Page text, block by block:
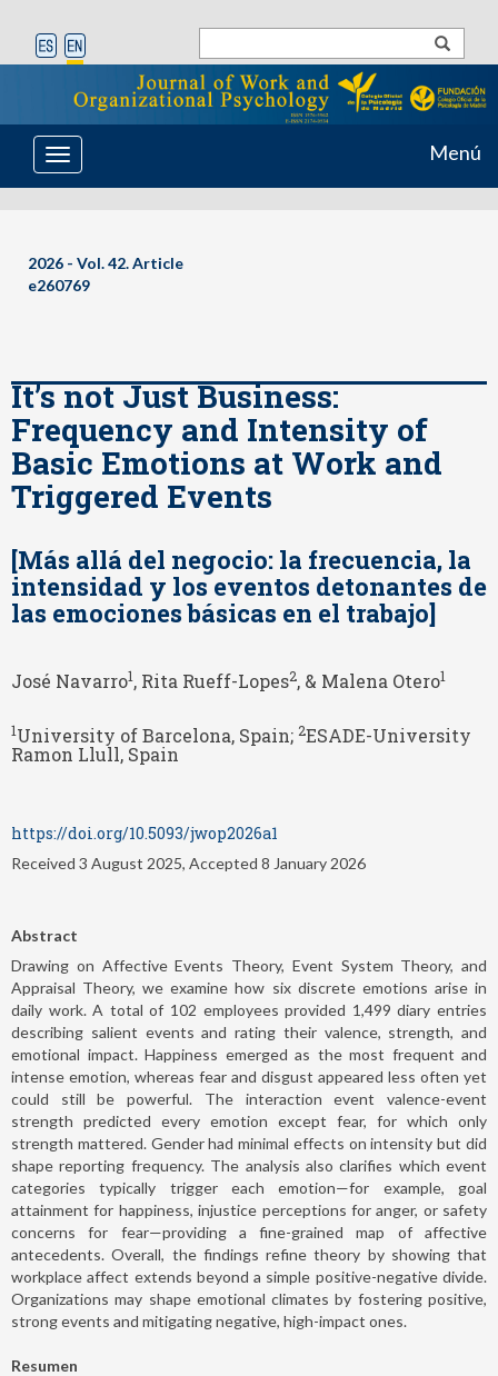
Toggle
navigation
Menú
2026 - Vol. 42. Article
e260769
It’s not Just Business:
Frequency and Intensity of
Basic Emotions at Work and
Triggered Events
[Más allá del negocio: la frecuencia, la
intensidad y los eventos detonantes de
las emociones básicas en el trabajo]
José Navarro1, Rita Rueff-Lopes2, & Malena Otero1
1University of Barcelona, Spain; 2ESADE-University
Ramon Llull, Spain
https://doi.org/10.5093/jwop2026a1
Received 3 August 2025, Accepted 8 January 2026
Abstract
Drawing on Affective Events Theory, Event System Theory, and
Appraisal Theory, we examine how six discrete emotions arise in
daily work. A total of 102 employees provided 1,499 diary entries
describing salient events and rating their valence, strength, and
emotional impact. Happiness emerged as the most frequent and
intense emotion, whereas fear and disgust appeared less often yet
could still be powerful. The interaction event valence-event
strength predicted every emotion except fear, for which only
strength mattered. Gender had minimal effects on intensity but did
shape reporting frequency. The analysis also clarifies which event
categories typically trigger each emotion—for example, goal
attainment for happiness, injustice perceptions for anger, or safety
concerns for fear—providing a fine-grained map of affective
antecedents. Overall, the findings refine theory by showing that
workplace affect extends beyond a simple positive-negative divide.
Organizations may shape emotional climates by fostering positive,
strong events and mitigating negative, high-impact ones.
Resumen